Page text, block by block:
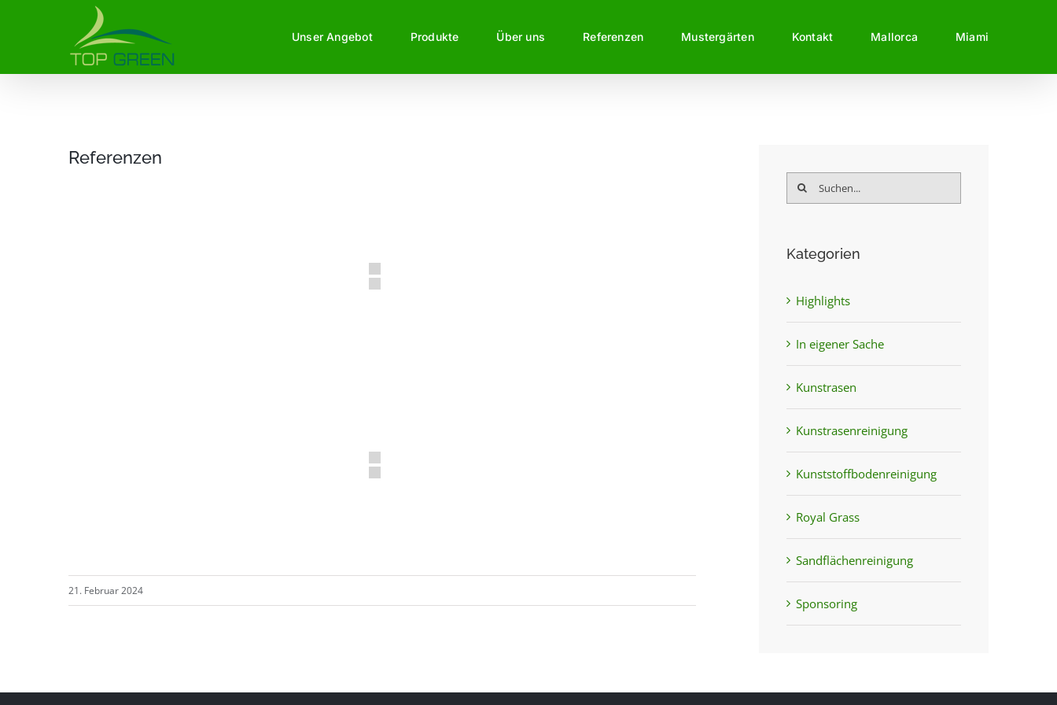
Unser Angebot Produkte Über uns Referenzen Mustergärten Kontakt Mallorca Miami
Referenzen
21. Februar 2024
Suche
Kategorien
Highlights
In eigener Sache
Kunstrasen
Kunstrasenreinigung
Kunststoffbodenreinigung
Royal Grass
Sandflächenreinigung
Sponsoring